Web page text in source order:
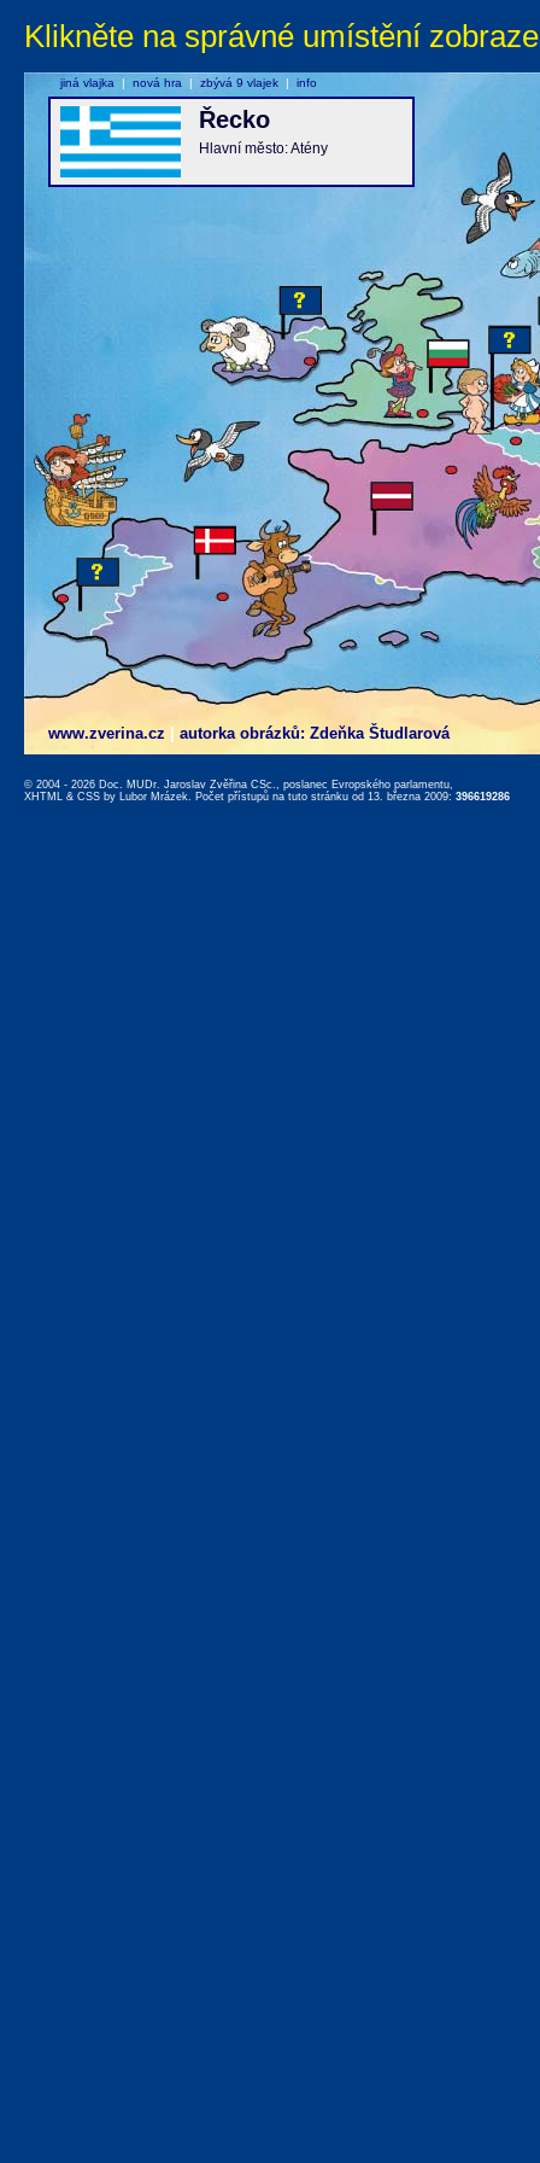
Klikněte na správné umístění
www.zverina.cz autorka obrázků: Zdeňka Študlarová
Řecko
Hlavní město: Atény
jiná vlajka | nová hra | zbývá 9 vlajek | info
© 2004 - 2026 Doc. MUDr. Jaroslav Zvěřina CSc., poslanec Evropského parlamentu,
XHTML & CSS by Lubor Mrázek. Počet přístupů na tuto stránku od 13. března 2009: 396619286